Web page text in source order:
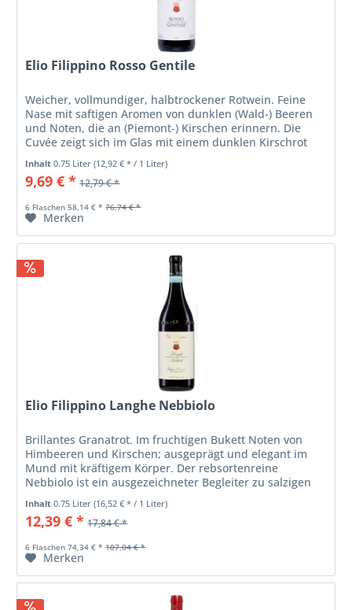
Elio Filippino Rosso Gentile
Weicher, vollmundiger, halbtrockener Rotwein. Feine
Nase mit saftigen Aromen von dunklen (Wald-) Beeren
und Noten, die an (Piemont-) Kirschen erinnern. Die
Cuvée zeigt sich im Glas mit einem dunklen Kirschrot
mit leichten violetten...
Inhalt0.75 Liter(12,92 € * / 1 Liter)
9,69 € * 12,79 € *
6 Flaschen 58,14 € * 76,74 € *
Merken
Elio Filippino Langhe Nebbiolo
Brillantes Granatrot. Im fruchtigen Bukett Noten von
Himbeeren und Kirschen; ausgeprägt und elegant im
Mund mit kräftigem Körper. Der rebsortenreine
Nebbiolo ist ein ausgezeichneter Begleiter zu salzigen
Inhalt0.75 Liter(16,52 € * / 1 Liter)
12,39 € * 17,84 € *
6 Flaschen 74,34 € * 107,04 € *
Merken